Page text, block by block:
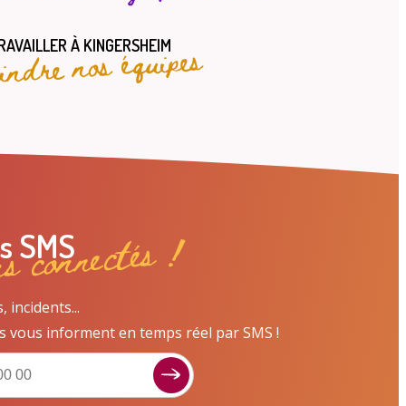
À KINGERSHEIM
nos équipes
SMS
connectés !
incidents...
vous informent en temps réel par SMS !
Signaler un dysfonctionnement ?